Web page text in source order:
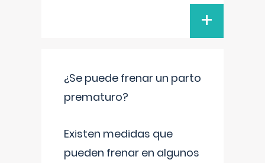
+
¿Se puede frenar un parto
prematuro?
Existen medidas que
pueden frenar en algunos